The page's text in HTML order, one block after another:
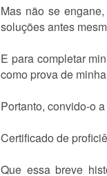
Mas não se
soluções antes
E para completar
como prova de
Portanto, convido-o
Certificado de
Que essa breve